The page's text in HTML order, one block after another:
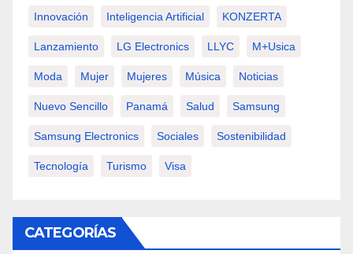
Innovación Inteligencia Artificial KONZERTA
Lanzamiento LG Electronics LLYC M+usica
Moda Mujer Mujeres Música Noticias
Nuevo Sencillo Panamá Salud Samsung
Samsung Electronics Sociales Sostenibilidad
Tecnología Turismo Visa
CATEGORÍAS